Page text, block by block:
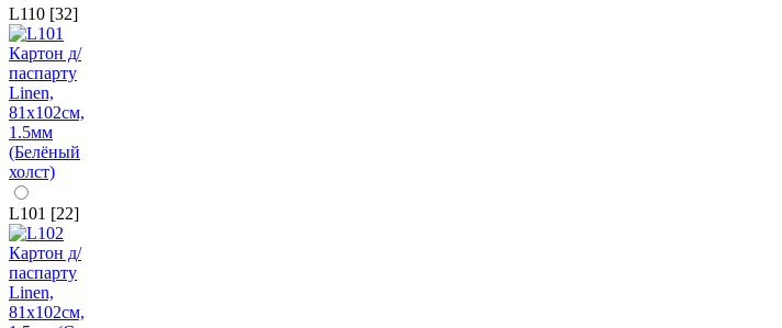
L110 [32]
L101 [22]